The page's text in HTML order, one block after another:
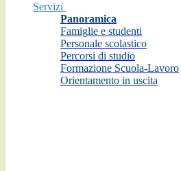
Servizi
Panoramica
Famiglie e studenti
Personale scolastico
Percorsi di studio
Formazione Scuola-Lavoro
Orientamento in uscita